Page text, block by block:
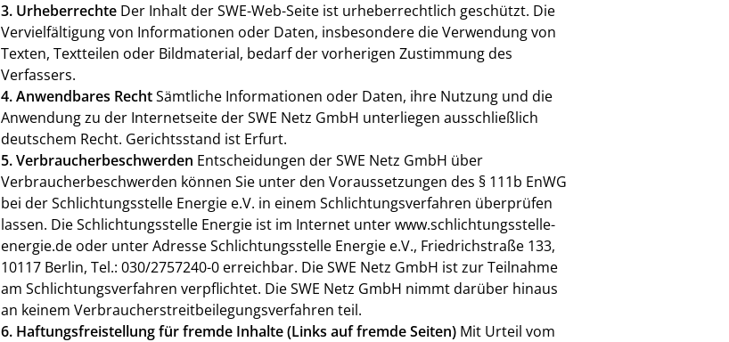
3. Urheberrechte Der Inhalt der SWE-Web-Seite ist urheberrechtlich geschützt. Die
Vervielfältigung von Informationen oder Daten, insbesondere die Verwendung von
Texten, Textteilen oder Bildmaterial, bedarf der vorherigen Zustimmung des
Verfassers.
4. Anwendbares RechtSämtliche Informationen oder Daten, ihre Nutzung und die
Anwendung zu der Internetseite der SWE Netz GmbH unterliegen ausschließlich
deutschem Recht. Gerichtsstand ist Erfurt.
5. Verbraucherbeschwerden Entscheidungen der SWE Netz GmbH über
Verbraucherbeschwerden können Sie unter den Voraussetzungen des § 111b EnWG
bei der Schlichtungsstelle Energie e.V. in einem Schlichtungsverfahren überprüfen
lassen. Die Schlichtungsstelle Energie ist im Internet unter www.schlichtungsstelle-
energie.de oder unter Adresse Schlichtungsstelle Energie e.V., Friedrichstraße 133,
10117 Berlin, Tel.: 030/2757240-0 erreichbar. Die SWE Netz GmbH ist zur Teilnahme
am Schlichtungsverfahren verpflichtet. Die SWE Netz GmbH nimmt darüber hinaus
an keinem Verbraucherstreitbeilegungsverfahren teil.
6. Haftungsfreistellung für fremde Inhalte (Links auf fremde Seiten) Mit Urteil vom